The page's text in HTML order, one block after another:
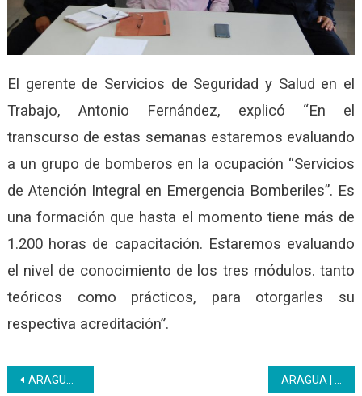
El gerente de Servicios de Seguridad y Salud en el
Trabajo, Antonio Fernández, explicó “En el
transcurso de estas semanas estaremos evaluando
a un grupo de bomberos en la ocupación “Servicios
de Atención Integral en Emergencia Bomberiles”. Es
una formación que hasta el momento tiene más de
1.200 horas de capacitación. Estaremos evaluando
el nivel de conocimiento de los tres módulos. tanto
teóricos como prácticos, para otorgarles su
respectiva acreditación”.
Navegación
ARAGUA | El Inces realizó jornada de vacunación para sus trabajadores